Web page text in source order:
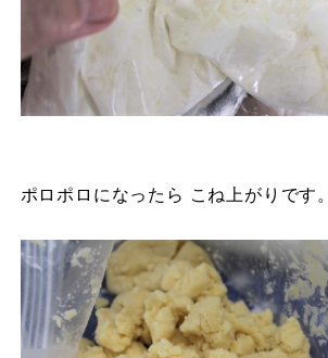
ポロポロになったら こね上がりです。